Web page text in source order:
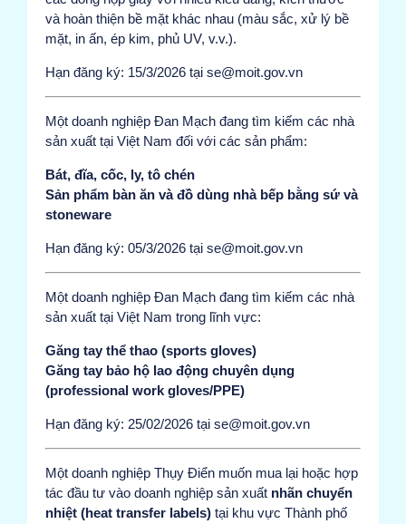
và hoàn thiện bề mặt khác nhau (màu sắc, xử lý bề
mặt, in ấn, ép kim, phủ UV, v.v.).
Hạn đăng ký: 15/3/2026 tại se@moit.gov.vn
Một doanh nghiệp Đan Mạch đang tìm kiếm các nhà
sản xuất tại Việt Nam đối với các sản phẩm:
Bát, đĩa, cốc, ly, tô chén
Sản phẩm bàn ăn và đồ dùng nhà bếp bằng sứ và
stoneware
Hạn đăng ký: 05/3/2026 tại se@moit.gov.vn
Một doanh nghiệp Đan Mạch đang tìm kiếm các nhà
sản xuất tại Việt Nam trong lĩnh vực:
Găng tay thể thao (sports gloves)
Găng tay bảo hộ lao động chuyên dụng
(professional work gloves/PPE)
Hạn đăng ký: 25/02/2026 tại se@moit.gov.vn
Một doanh nghiệp Thụy Điển muốn mua lại hoặc hợp
tác đầu tư vào doanh nghiệp sản xuất nhãn chuyển
nhiệt (heat transfer labels) tại khu vực Thành phố